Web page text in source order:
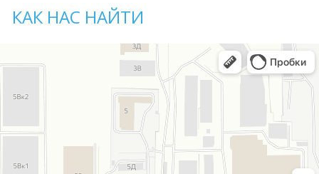
КАК НАС НАЙТИ